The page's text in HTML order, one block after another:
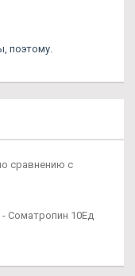
поэтому.
сравнению с
Cоматропин 10Ед